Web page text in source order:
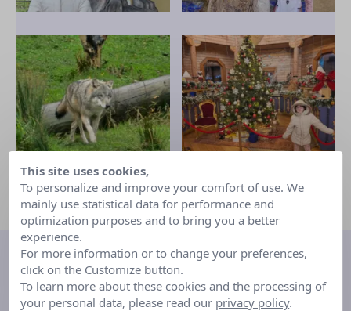
Ce rêve a été parrainé par…
This site uses cookies,
To personalize and improve your comfort of use. We
mainly use statistical data for performance and
optimization purposes and to bring you a better
experience.
For more information or to change your preferences,
click on the Customize button.
To learn more about these cookies and the processing of
your personal data, please read our privacy policy.